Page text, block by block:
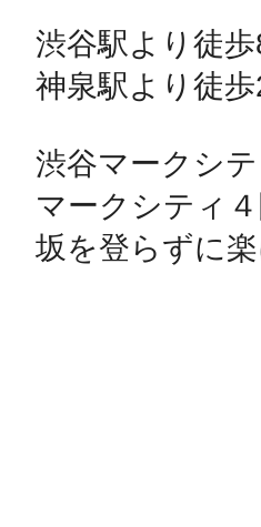
渋谷駅より徒
神泉駅より徒
渋谷マークシ
マークシティ
坂を登らずに